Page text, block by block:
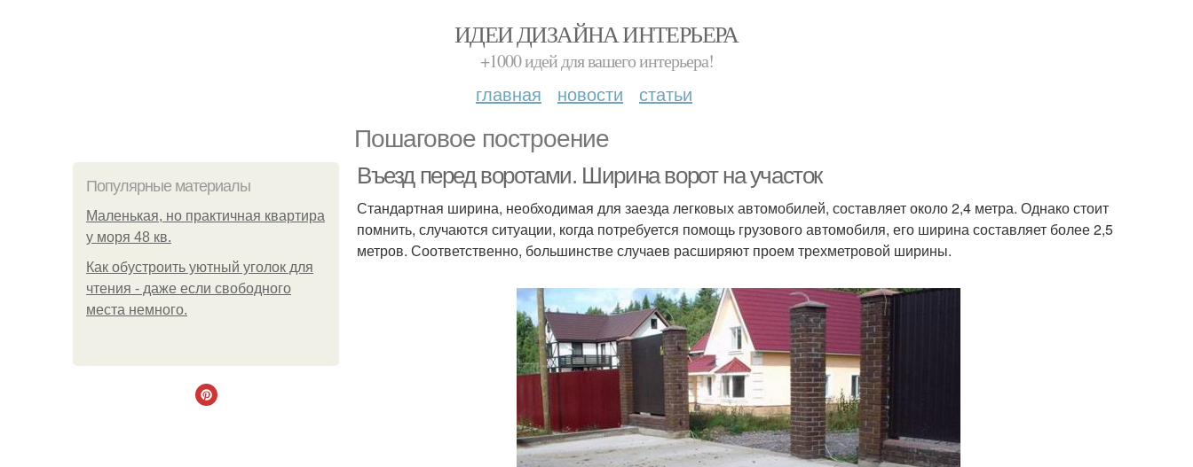
ИДЕИ ДИЗАЙНА ИНТЕРЬЕРА
+1000 идей для вашего интерьера!
главная новости статьи
Пошаговое построение
Популярные материалы
Маленькая, но практичная квартира
у моря 48 кв.
Как обустроить уютный уголок для
чтения - даже если свободного
места немного.
Въезд перед воротами. Ширина ворот на участок
Стандартная ширина, необходимая для заезда легковых автомобилей, составляет около 2,4 метра. Однако стоит
помнить, случаются ситуации, когда потребуется помощь грузового автомобиля, его ширина составляет более 2,5
метров. Соответственно, большинстве случаев расширяют проем трехметровой ширины.